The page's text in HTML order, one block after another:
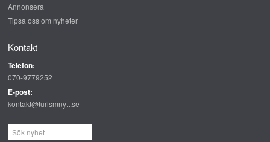
Annonsera
Tipsa oss om nyheter
Kontakt
Telefon:
070-9779252
E-post:
kontakt@turismnytt.se